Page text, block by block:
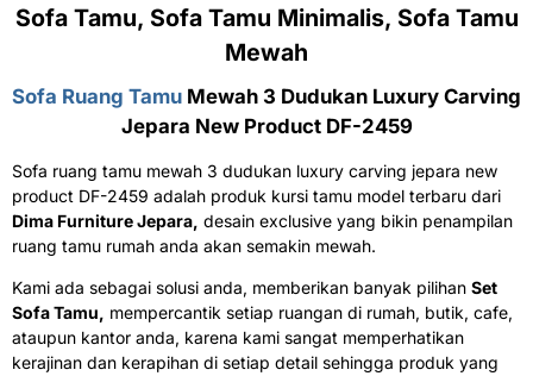
Sofa Tamu, Sofa Tamu Minimalis, Sofa Tamu
Mewah
Sofa Ruang Tamu Mewah 3 Dudukan Luxury Carving
Jepara New Product DF-2459
Sofa ruang tamu mewah 3 dudukan luxury carving jepara new
product DF-2459 adalah produk kursi tamu model terbaru dari
Dima Furniture Jepara, desain exclusive yang bikin penampilan
ruang tamu rumah anda akan semakin mewah.
Kami ada sebagai solusi anda, memberikan banyak pilihan Set
Sofa Tamu, mempercantik setiap ruangan di rumah, butik, cafe,
ataupun kantor anda, karena kami sangat memperhatikan
kerajinan dan kerapihan di setiap detail sehingga produk yang